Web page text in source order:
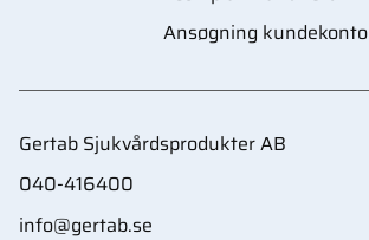
Ansøgning kundekonto
Gertab Sjukvårdsprodukter AB
040-416400
info@gertab.se